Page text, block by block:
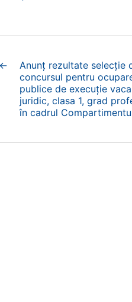
←
Anunț rezultate selecție
concursul pentru
publice de execuție
juridic, clasa 1, grad
în cadrul